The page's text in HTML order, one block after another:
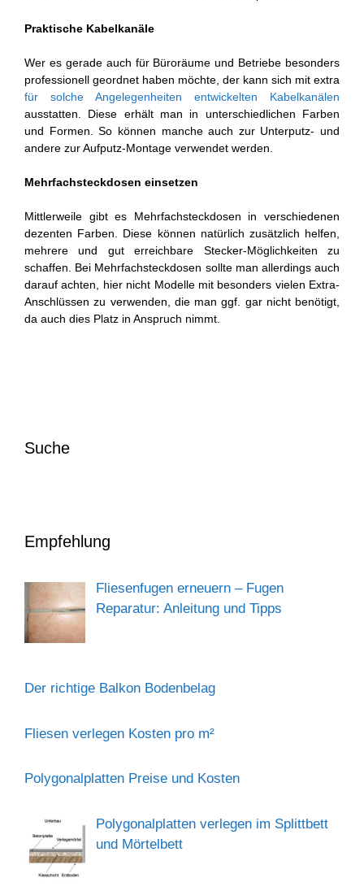
Praktische Kabelkanäle
Wer es gerade auch für Büroräume und Betriebe besonders
professionell geordnet haben möchte, der kann sich mit extra
für solche Angelegenheiten entwickelten Kabelkanälen
ausstatten. Diese erhält man in unterschiedlichen Farben
und Formen. So können manche auch zur Unterputz- und
andere zur Aufputz-Montage verwendet werden.
Mehrfachsteckdosen einsetzen
Mittlerweile gibt es Mehrfachsteckdosen in verschiedenen
dezenten Farben. Diese können natürlich zusätzlich helfen,
mehrere und gut erreichbare Stecker-Möglichkeiten zu
schaffen. Bei Mehrfachsteckdosen sollte man allerdings auch
darauf achten, hier nicht Modelle mit besonders vielen Extra-
Anschlüssen zu verwenden, die man ggf. gar nicht benötigt,
da auch dies Platz in Anspruch nimmt.
Suche
Empfehlung
Fliesenfugen erneuern – Fugen
Reparatur: Anleitung und Tipps
Der richtige Balkon Bodenbelag
Fliesen verlegen Kosten pro m²
Polygonalplatten Preise und Kosten
Polygonalplatten verlegen im Splittbett
und Mörtelbett